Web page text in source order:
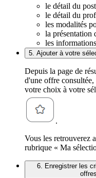
le détail du
le détail du
les modalités
la présentation
les
5. Ajouter à votre
Depuis la page de
d'une offre
votre choix à votre
.
Vous les retrouverez
rubrique « Ma
6. Enregistrer les